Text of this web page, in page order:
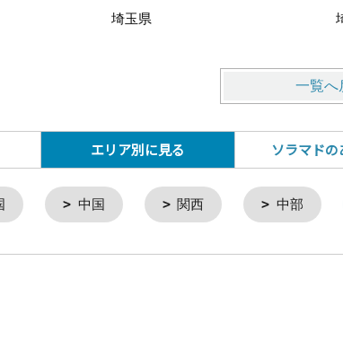
埼玉県
一覧へ
エリア別に見る ソラマド
中国 関西 中部